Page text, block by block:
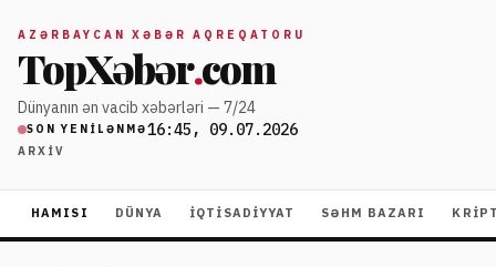
AZƏRBAYCAN XƏBƏR AQREQATORU
TopXəbər.com
Dünyanın ən vacib xəbərləri — 7/24
SON YENILƏNMƏ16:45, 09.07.2026
ARXIV
HAMISI DÜNYA İQTISADIYYAT SƏHM BAZARI